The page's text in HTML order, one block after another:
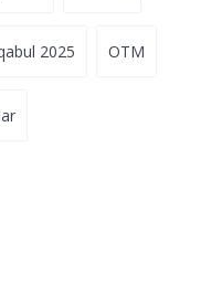
2025 OTM